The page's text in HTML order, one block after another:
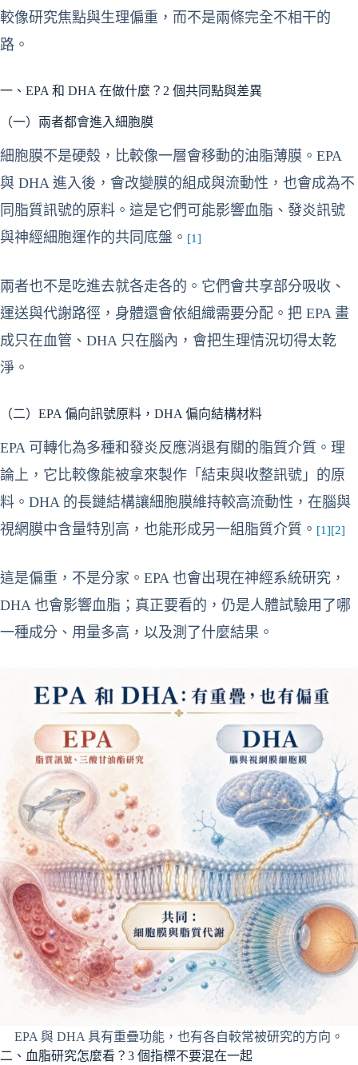
較像研究焦點與生理偏重，而不是兩條完全不相干的
路。
一、EPA 和 DHA 在做什麼？2 個共同點與差異
（一）兩者都會進入細胞膜
細胞膜不是硬殼，比較像一層會移動的油脂薄膜。EPA
與 DHA 進入後，會改變膜的組成與流動性，也會成為不
同脂質訊號的原料。這是它們可能影響血脂、發炎訊號
與神經細胞運作的共同底盤。 [1]
兩者也不是吃進去就各走各的。它們會共享部分吸收、
運送與代謝路徑，身體還會依組織需要分配。把 EPA 畫
成只在血管、DHA 只在腦內，會把生理情況切得太乾
淨。
（二）EPA 偏向訊號原料，DHA 偏向結構材料
EPA 可轉化為多種和發炎反應消退有關的脂質介質。理
論上，它比較像能被拿來製作「結束與收整訊號」的原
料。DHA 的長鏈結構讓細胞膜維持較高流動性，在腦與
視網膜中含量特別高，也能形成另一組脂質介質。 [1][2]
這是偏重，不是分家。EPA 也會出現在神經系統研究，
DHA 也會影響血脂；真正要看的，仍是人體試驗用了哪
一種成分、用量多高，以及測了什麼結果。
EPA 與 DHA 具有重疊功能，也有各自較常被研究的方向。
二、血脂研究怎麼看？3 個指標不要混在一起